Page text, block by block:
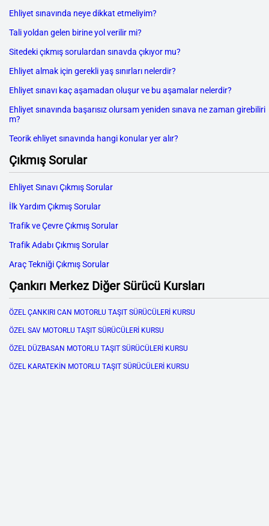
Ehliyet sınavında neye dikkat etmeliyim?
Tali yoldan gelen birine yol verilir mi?
Sitedeki çıkmış sorulardan sınavda çıkıyor mu?
Ehliyet almak için gerekli yaş sınırları nelerdir?
Ehliyet sınavı kaç aşamadan oluşur ve bu aşamalar nelerdir?
Ehliyet sınavında başarısız olursam yeniden sınava ne zaman girebiliri
m?
Teorik ehliyet sınavında hangi konular yer alır?
Çıkmış Sorular
Ehliyet Sınavı Çıkmış Sorular
İlk Yardım Çıkmış Sorular
Trafik ve Çevre Çıkmış Sorular
Trafik Adabı Çıkmış Sorular
Araç Tekniği Çıkmış Sorular
Çankırı Merkez Diğer Sürücü Kursları
ÖZEL ÇANKIRI CAN MOTORLU TAŞIT SÜRÜCÜLERİ KURSU
ÖZEL SAV MOTORLU TAŞIT SÜRÜCÜLERİ KURSU
ÖZEL DÜZBASAN MOTORLU TAŞIT SÜRÜCÜLERİ KURSU
ÖZEL KARATEKİN MOTORLU TAŞIT SÜRÜCÜLERİ KURSU